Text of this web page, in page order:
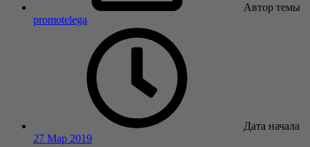
Автор темы
promotelega
Дата начала
27 Мар 2019